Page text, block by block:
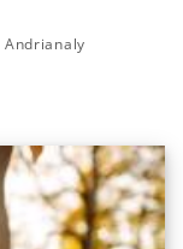
Andrianaly